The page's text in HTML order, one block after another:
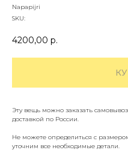
Napapijri
SKU:
4200,00 р.
Эту вещь можно заказать
доставкой по России.
Не можете определиться с
уточним все необходимые детали.